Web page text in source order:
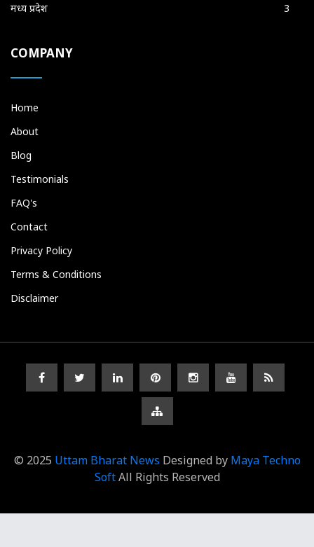
मध्य प्रदेश
3
COMPANY
Home
About
Blog
Testimonials
FAQ's
Contact
Privacy Policy
Terms & Conditions
Disclaimer
© 2025 Uttam Bharat News Designed by Maya Techno
SoftAll Rights Reserved